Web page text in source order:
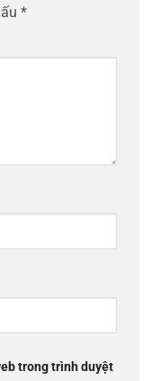
*
trong trình duyệt